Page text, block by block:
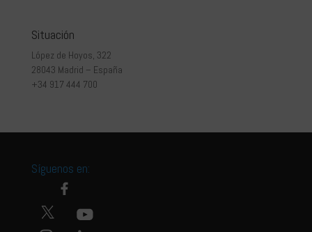
Situación
López de Hoyos, 322
28043 Madrid – España
+34 917 444 700
Síguenos en: